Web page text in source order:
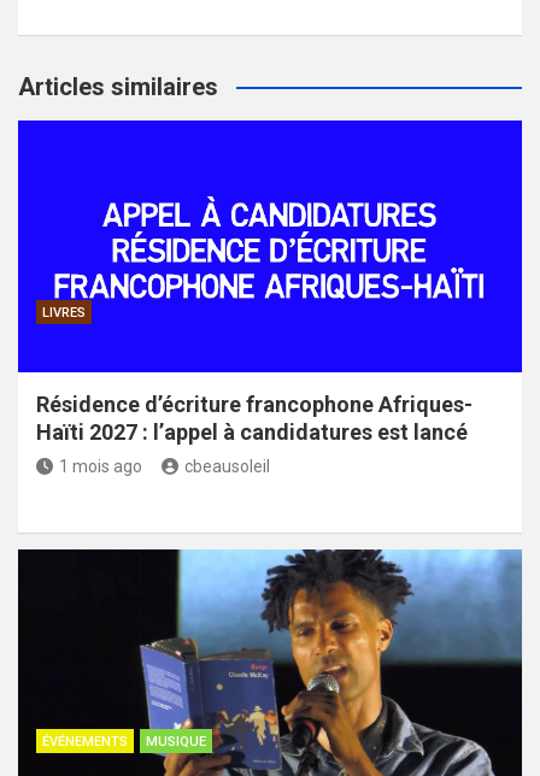
Articles similaires
LIVRES
Résidence d’écriture francophone Afriques-
Haïti 2027 : l’appel à candidatures est lancé
1 mois ago cbeausoleil
ÉVÉNEMENTS MUSIQUE